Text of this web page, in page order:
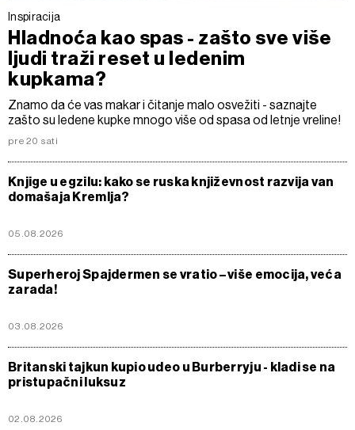
Inspiracija
Hladnoća kao spas - zašto sve više
ljudi traži reset u ledenim
kupkama?
Znamo da će vas makar i čitanje malo osvežiti - saznajte
zašto su ledene kupke mnogo više od spasa od letnje vreline!
pre 20 sati
Knjige u egzilu: kako se ruska književnost razvija van
domašaja Kremlja?
05.08.2026
Superheroj Spajdermen se vratio – više emocija, veća
zarada!
03.08.2026
Britanski tajkun kupio udeo u Burberryju - kladi se na
pristupačni luksuz
02.08.2026